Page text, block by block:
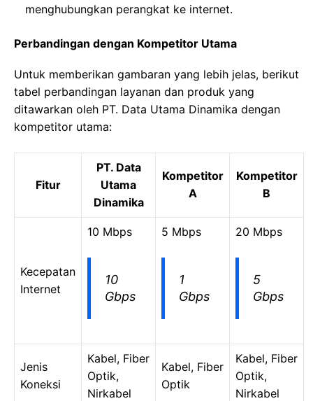
menghubungkan perangkat ke internet.
Perbandingan dengan Kompetitor Utama
Untuk memberikan gambaran yang lebih jelas, berikut
tabel perbandingan layanan dan produk yang
ditawarkan oleh PT. Data Utama Dinamika dengan
kompetitor utama:
Fitur
PT. Data
Utama
Dinamika
Kompetitor
A
Kompetitor
B
Kecepatan
Internet
10 Mbps
10
Gbps
5 Mbps
1
Gbps
20 Mbps
5
Gbps
Jenis
Koneksi
Kabel, Fiber
Optik,
Nirkabel
Kabel, Fiber
Optik
Kabel, Fiber
Optik,
Nirkabel